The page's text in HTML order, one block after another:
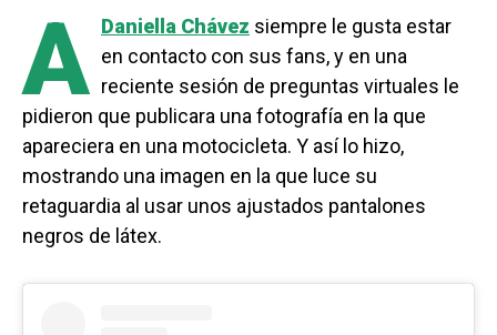
A Daniella Chávez siempre le gusta estar
en contacto con sus fans, y en una
reciente sesión de preguntas virtuales le
pidieron que publicara una fotografía en la que
apareciera en una motocicleta. Y así lo hizo,
mostrando una imagen en la que luce su
retaguardia al usar unos ajustados pantalones
negros de látex.